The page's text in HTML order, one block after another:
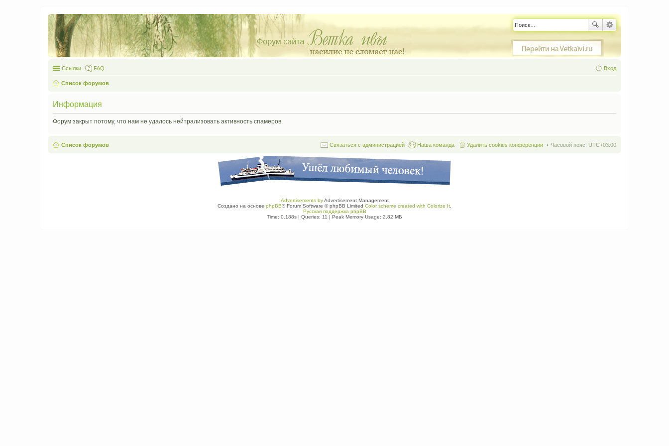
Ссылки FAQ Вход
Список форумов
Информация
Форум закрыт потому, что нам не удалось нейтрализовать активность спамеров.
Список форумов Часовой пояс: UTC+03:00
Удалить cookies конференции
Наша команда
Связаться с администрацией
Advertisements byAdvertisement Management
Создано на основе phpBB® Forum Software © phpBB Limited Color scheme created with Colorize It
Русская поддержка phpBB
Time: 0.188s | Queries: 11 | Peak Memory Usage: 2.82 МБ